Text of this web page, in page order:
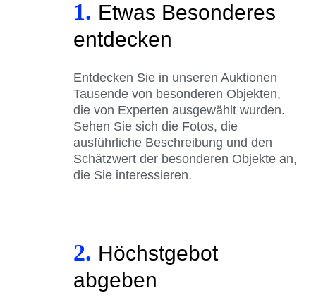
1. Etwas Besonderes
entdecken
Entdecken Sie in unseren Auktionen
Tausende von besonderen Objekten,
die von Experten ausgewählt wurden.
Sehen Sie sich die Fotos, die
ausführliche Beschreibung und den
Schätzwert der besonderen Objekte an,
die Sie interessieren.
2. Höchstgebot
abgeben